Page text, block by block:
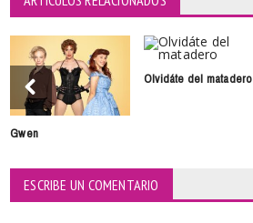
Gwen
Olvidáte del matadero
ESCRIBE UN COMENTARIO